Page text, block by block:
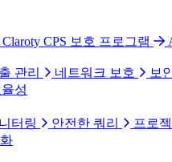
Claroty CPS 보호 프로그램
관리 네트워크 보호
보
성
터링 안전한 쿼리
프로